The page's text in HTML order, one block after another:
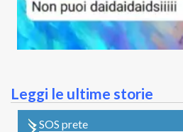
Leggi le ultime storie
SOS prete